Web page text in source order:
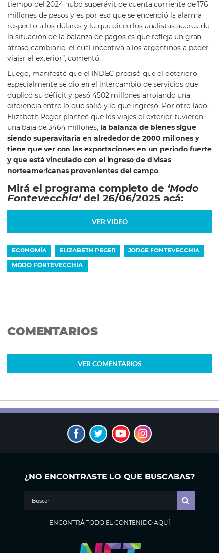
tiempo del 2024 hubo superávit de cuenta corriente de 176
millones de pesos y es por eso que se encendió la alarma
respecto a los dólares y lo que dicen los analistas acerca de
la situación de la balanza de pagos es que refleja un gran
atraso cambiario, el cual incentiva a los argentinos a poder
viajar al exterior”, comentó.
Luego, manifestó que el INDEC precisó que el deterioro
especialmente se dio en el intercambio de servicios que
duplicó su déficit y pasó 4502 millones arrojando una
diferencia entre lo que salió y lo que ingresó. Por otro lado,
Elizabeth Peger planteó que los viajes el exterior tuvieron
una baja de 3464 millones, la balanza de bienes sigue
siendo superavitaria en alrededor de 2000 millones y
tiene que ver con las exportaciones en un periodo fuerte
y que está vinculado con el ingreso de divisas
norteamericanas provenientes del campo.
Mirá el programa completo de ‘Modo
Fontevecchia‘ del 26/06/2025 acá:
VER VIDEO
ECONOMÍA ELIZABETH PEGER JORGE FONTEVECCHIA
MODO FONTEVECCHIA
COMENTARIOS
VER COMENTARIOS
¿NO ENCONTRASTE LO QUE BUSCABAS?
ENCONTRÁ TODO EL CONTENIDO AQUÍ